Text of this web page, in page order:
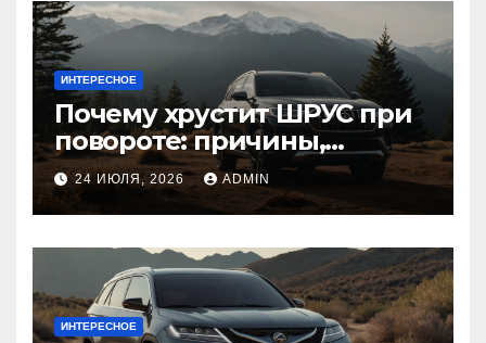
ИНТЕРЕСНОЕ
Почему хрустит ШРУС при
повороте: причины,
диагностика
24 ИЮЛЯ, 2026 ADMIN
ИНТЕРЕСНОЕ